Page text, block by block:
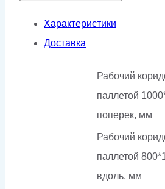
AC2S
Характеристики
Доставка
Рабочий
паллетой
поперек, мм
Рабочий
паллетой
вдоль, мм